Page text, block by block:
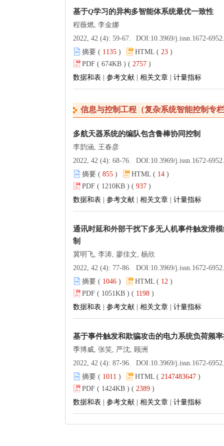
基于Q学习的异构多智能体系统最优一致性
程薇燃, 李金娜
2022, 42 (4): 59-67.
DOI:10.3969/j.issn.1672-
摘要 ( 1135 ) HTML ( 23 )
PDF ( 674KB ) ( 2757 )
数据和表
参考文献 相关文章 计量指标
信息与控制工程（复杂系统智能控制专
多航天器系统的编队包含鲁棒协同控制
李韵涵, 王春彦
2022, 42 (4): 68-76.
DOI:10.3969/j.issn.1672-
摘要 ( 855 ) HTML ( 14 )
PDF ( 1210KB ) ( 937 )
数据和表
参考文献 相关文章 计量指标
通讯时延和外部干扰下多无人机事件触发滑
制
冀明飞, 李涛, 廖佳文, 杨欣
2022, 42 (4): 77-86.
DOI:10.3969/j.issn.1672-
摘要 ( 1046 ) HTML ( 12 )
PDF ( 1051KB ) ( 1198 )
数据和表
参考文献 相关文章 计量指标
基于事件触发和欺骗攻击的电力系统负荷频
季博威, 张笑, 严沈, 顾洲
2022, 42 (4): 87-96.
DOI:10.3969/j.issn.1672-
摘要 ( 1011 ) HTML ( 2147483647 )
PDF ( 1424KB ) ( 2389 )
数据和表
参考文献 相关文章 计量指标